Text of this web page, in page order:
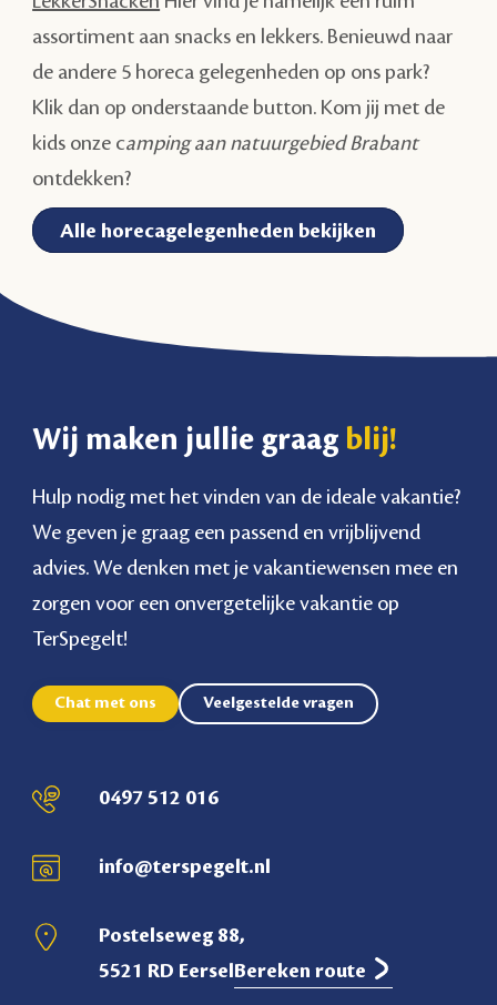
assortiment aan snacks en lekkers. Benieuwd naar
de andere 5 horeca gelegenheden op ons park?
Klik dan op onderstaande button. Kom jij met de
kids onze camping aan natuurgebied Brabant
ontdekken?
Alle horecagelegenheden bekijken
Wij maken jullie graag blij!
Hulp nodig met het vinden van de ideale vakantie?
We geven je graag een passend en vrijblijvend
advies. We denken met je vakantiewensen mee en
zorgen voor een onvergetelijke vakantie op
TerSpegelt!
Chat met ons Veelgestelde vragen
0497 512 016
info@terspegelt.nl
Postelseweg 88,
5521 RD EerselBereken route